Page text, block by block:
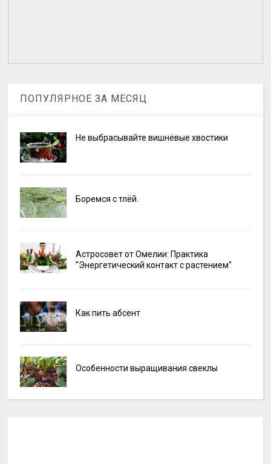
ПОПУЛЯРНОЕ ЗА МЕСЯЦ
Не выбрасывайте вишнёвые хвостики
Боремся с тлёй.
Астросовет от Омелии: Практика
"Энергетический контакт с растением"
Как пить абсент
Особенности выращивания свеклы